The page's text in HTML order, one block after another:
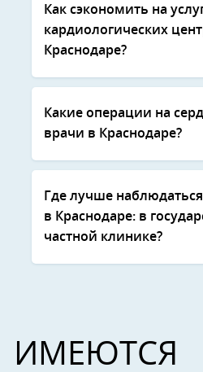
Как сэкономить на
кардиологических
Краснодаре?
Какие операции на
врачи в Краснодаре?
Где лучше
в Краснодаре: в
частной клинике?
ИМЕЮТСЯ